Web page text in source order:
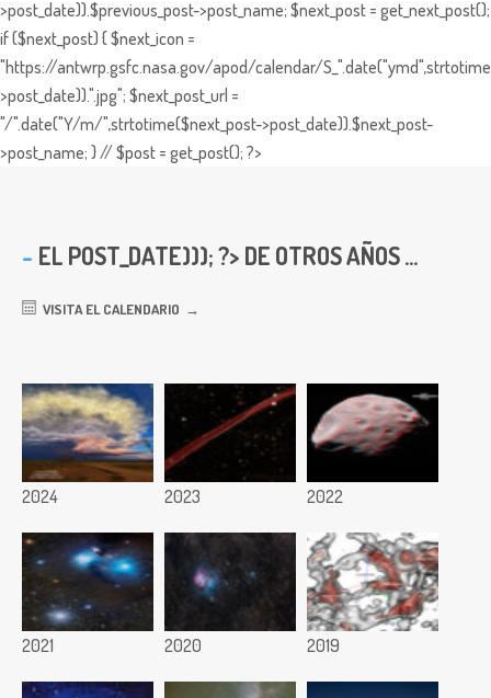
>post_date)).$previous_post->post_name; $next_post = get_next_post();
if ($next_post) { $next_icon =
"https://antwrp.gsfc.nasa.gov/apod/calendar/
>post_date)).".jpg"; $next_post_url =
"/".date("Y/m/",strtotime($next_post->post_date)).$next_post-
>post_name; } // $post = get_post(); ?>
EL POST_DATE))); ?> DE OTROS AÑOS ...
VISITA EL CALENDARIO
2024 2023 2022
2021 2020 2019